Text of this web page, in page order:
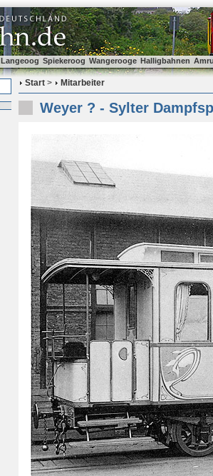
Langeoog Spiekeroog Wangerooge Halligbahnen
Start > Mitarbeiter
Weyer ? - Sylter